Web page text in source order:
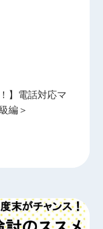
】電話対応マ
編＞